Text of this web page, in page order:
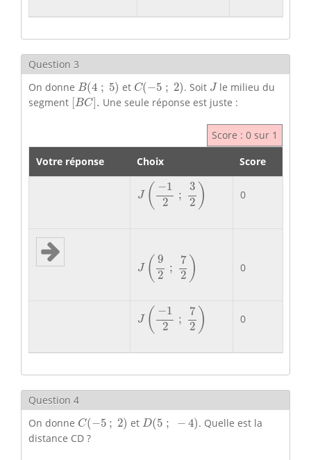
Question 3
On donne B(4 ; 5)
B(4; 5 ) et C(−5 ; 2)
C(− 5; 2 ) . Soit Jle milieu du
segment BC] .
[BC] Une seule réponse est juste :
Score : 0 sur 1
Votre réponse
Choix Score
J ( −1
2
;
3
2 )
J(−12;32)
0
J ( 9
2
;
7
2 )
2; )
0
J ( −1
2
;
7
2 )
1 ;
0
Question 4
On donne C(−5 ; 2)
C(− 5; 2 ) etD(5 ; − 4)
D(5; −
. Quelle est la
distance CD ?